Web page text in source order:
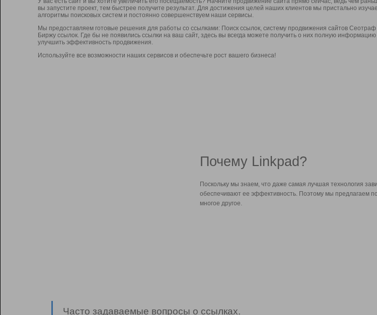
вы запустите проект, тем быстрее получите результат. Для достижения целей наших клиентов мы пристально
алгоритмы поисковых систем и постоянно совершенствуем наши сервисы.
Мы предоставляем готовые решения для работы со ссылками: Поиск ссылок, систему продвижения сайтов Сеотраф
Биржу ссылок. Где бы не появились ссылки на ваш сайт, здесь вы всегда можете получить о них полную информацию
улучшить эффективность продвижения.
Используйте все возможности наших сервисов и обеспечьте рост вашего бизнеса!
Почему Linkpad?
Поскольку мы знаем, что даже самая лучшая технология
обеспечивают ее эффективность. Поэтому мы предлагаем
многое другое.
Часто задаваемые вопросы о ссылках.